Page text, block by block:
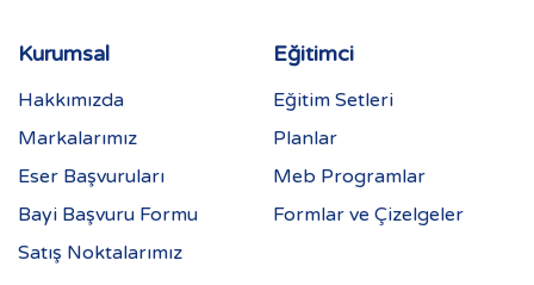
Kurumsal
Hakkımızda
Markalarımız
Eser Başvuruları
Bayi Başvuru Formu
Satış Noktalarımız
Eğitimci
Eğitim Setleri
Planlar
Meb Programlar
Formlar ve Çizelgeler